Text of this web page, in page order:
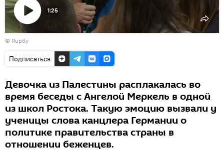
Воспроизвести
видео
1:25
© Ruptly
Подписаться
Девочка из Палестины расплакалась во
время беседы с Ангелой Меркель в одной
из школ Ростока. Такую эмоцию вызвали у
ученицы слова канцлера Германии о
политике правительства страны в
отношении беженцев.